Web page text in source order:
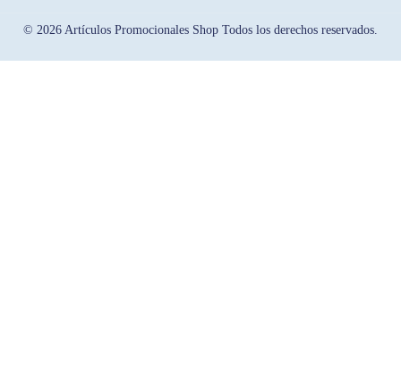
© 2026 Artículos Promocionales Shop Todos los derechos reservados.